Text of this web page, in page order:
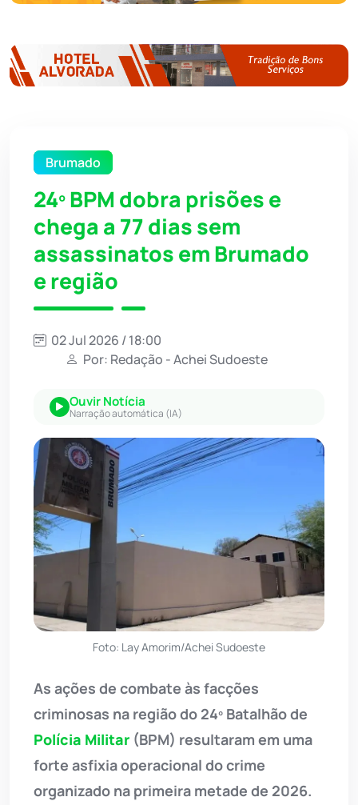
Brumado
24º BPM dobra prisões e
chega a 77 dias sem
assassinatos em Brumado
e região
02 Jul 2026 / 18:00
Por: Redação - Achei Sudoeste
Ouvir Notícia
Narração automática (IA)
Foto: Lay Amorim/Achei Sudoeste
As ações de combate às facções
criminosas na região do 24º Batalhão de
Polícia Militar (BPM) resultaram em uma
forte asfixia operacional do crime
organizado na primeira metade de 2026.